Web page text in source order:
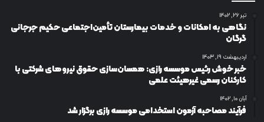
تیر ۲۶, ۱۴۰۲
نگاهی به امکانات و خدمات بیمارستان تأمین‌اجتماعی حکیم جرجانی
گرگان
اردیبهشت ۱۹, ۱۴۰۳
خبر خوش رئیس موسسه رازی: همسان‌سازی حقوق نیروهای شرکتی با
کارکنان رسمی غیرهیئت علمی
آبان ۱۰, ۱۴۰۲
فرآیند مصاحبه آزمون استخدامی موسسه رازی برگزار شد